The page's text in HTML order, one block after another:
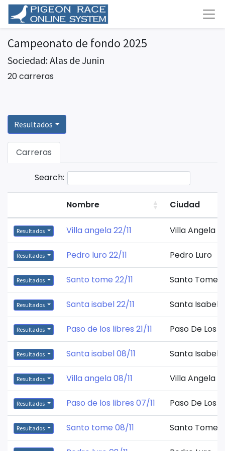
Campeonato de fondo 2025
Sociedad: Alas de Junin
20 carreras
Resultados
Carreras
Search:
Nombre Ciudad
Resultados Villa angela 22/11 Villa Angela
Resultados Pedro luro 22/11 Pedro Luro
Resultados Santo tome 22/11 Santo Tome
Resultados Santa isabel 22/11 Santa Isabel
Resultados Paso de los libres 21/11 Paso De Los
Resultados Santa isabel 08/11 Santa Isabel
Resultados Villa angela 08/11 Villa Angela
Resultados Paso de los libres 07/11 Paso De Los
Resultados Santo tome 08/11 Santo Tome